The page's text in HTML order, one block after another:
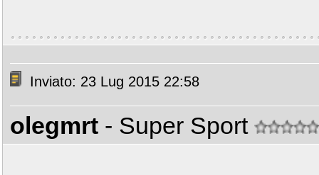
Inviato: 23 Lug 2015 22:58
olegmrt - Super Sport